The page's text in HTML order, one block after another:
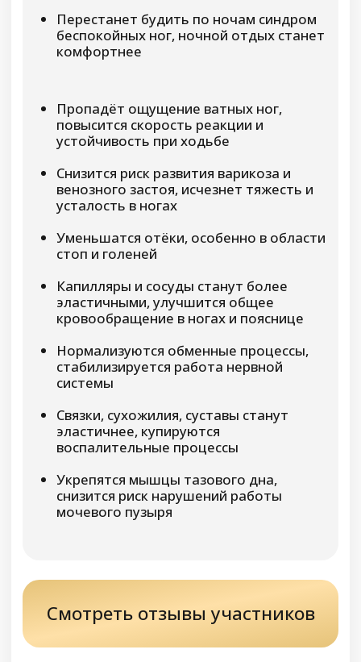
«КОЖНЫЕ И
СОЕДИНИТЕЛЬНЫЕ
ТКАНИ»
Избавляемся от аллергии,
восстанавливаем кожу и
соединительные ткани
Благодаря этому курсу Вы избавитесь от
аллергических реакций, отёчности, очистите
кожу от высыпаний, улучшите цвет лица,
нормализуете работу сальных желез,
ускорите регенерацию тканей, восстановите
крепость волос и ногтей
ВОССТАНОВИТЕЛЬНАЯ ПРОГРАММА
-69%